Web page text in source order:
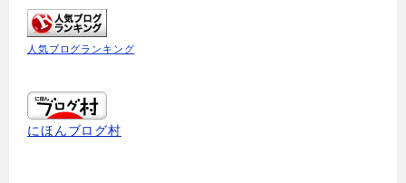
人気ブログランキング
にほんブログ村